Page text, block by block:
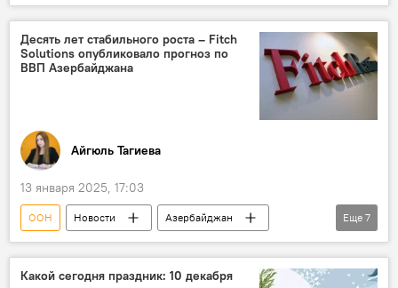
ЮНИСЕФ
Представительство
Закрытие
МИД Азербайджана
Джейхун Байрамов
Десять лет стабильного роста – Fitch
Solutions опубликовало прогноз по
ВВП Азербайджана
Айгюль Тагиева
13 января 2025, 17:03
ООН Новости
Азербайджан
Экономика
Рост
Экономический рост
Показатели
Еще 7
Какой сегодня праздник: 10 декабря